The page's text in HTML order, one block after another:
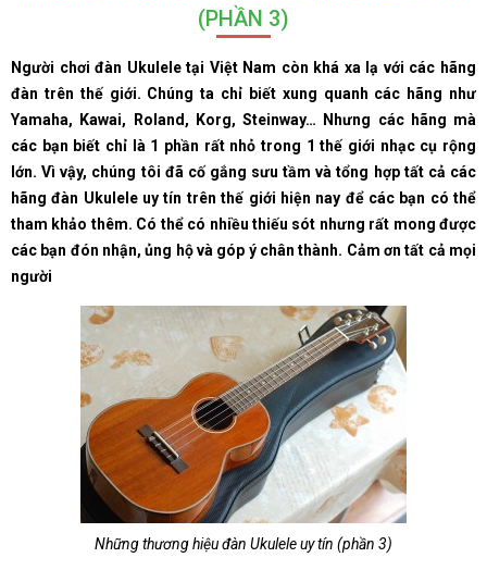
(PHẦN 3)
Người chơi đàn Ukulele tại Việt Nam còn khá xa lạ với các hãng
đàn trên thế giới. Chúng ta chỉ biết xung quanh các hãng như
Yamaha, Kawai, Roland, Korg, Steinway… Nhưng các hãng mà
các bạn biết chỉ là 1 phần rất nhỏ trong 1 thế giới nhạc cụ rộng
lớn. Vì vậy, chúng tôi đã cố gắng sưu tầm và tổng hợp tất cả các
hãng đàn Ukulele uy tín trên thế giới hiện nay để các bạn có thể
tham khảo thêm. Có thể có nhiều thiếu sót nhưng rất mong được
các bạn đón nhận, ủng hộ và góp ý chân thành. Cảm ơn tất cả mọi
người
Những thương hiệu đàn Ukulele uy tín (phần 3)